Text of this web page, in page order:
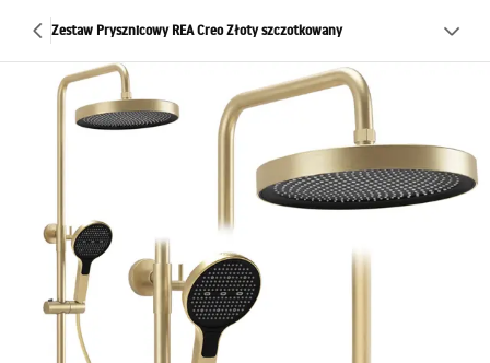
Zestaw Prysznicowy REA Creo Złoty szczotkowany